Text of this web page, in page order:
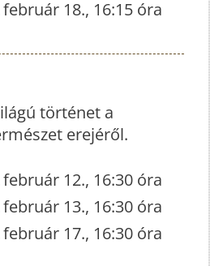
február 18., 16:15 óra
történet a
erejéről.
február 12., 16:30 óra
február 13., 16:30 óra
február 17., 16:30 óra